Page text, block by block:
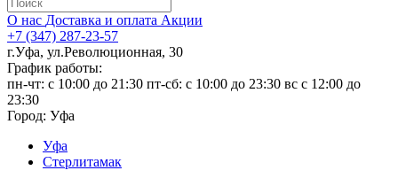
О нас Доставка и оплата Акции
+7 (347) 287-23-57
г.Уфа, ул.Революционная, 30
График работы:
пн-чт: c 10:00 до 21:30 пт-сб: c 10:00 до 23:30 вс с 12:00 до
23:30
Город: Уфа
Уфа
Стерлитамак